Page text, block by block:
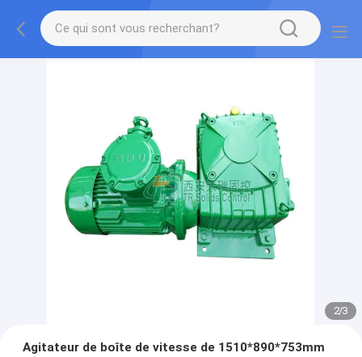
2/3
Agitateur de boîte de vitesse de 1510*890*753mm